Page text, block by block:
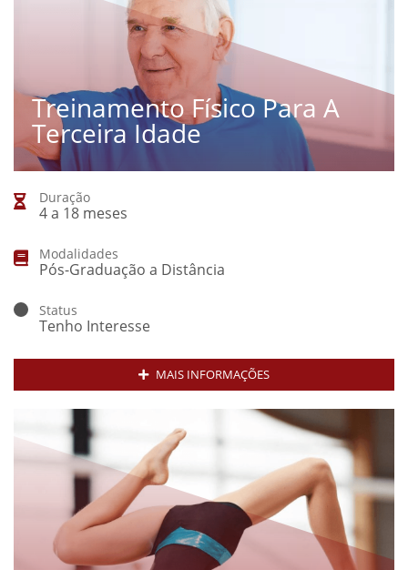
Treinamento Físico Para A
Terceira Idade
Duração
4 a 18 meses
Modalidades
Pós-Graduação a Distância
Status
Tenho Interesse
MAIS INFORMAÇÕES